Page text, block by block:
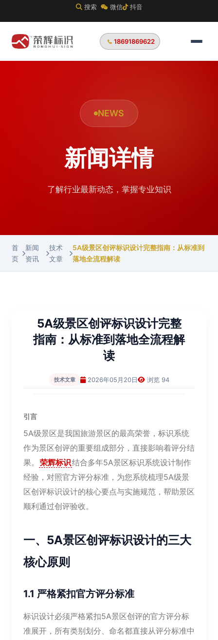
搜索 微信 抖音
18691869622
NEWS
新闻详情
了解行业最新动态，掌握专业知识
首
页
新闻
资讯
技术
文章
5A级景区创评标识设计完整指南：从标准到
落地全流程解读
5A级景区创评标识设计完整
指南：从标准到落地全流程解
读
技术文章 2026年05月20日 浏览 94
引言
5A级景区是我国旅游景区的最高荣誉，标识系统
作为景区创评的重要组成部分，直接影响着评分结
果。 荣辉标识结合多年5A景区标识系统设计制作
经验，对照官方评分标准，为您系统梳理5A级景
区创评标识设计的核心要点与实施规范，帮助景区
顺利通过创评验收。
一、5A景区创评标识设计的三大
核心原则
1.1 严格紧扣官方评分标准
标识设计必须严格紧扣5A景区创评的官方评分标
准展开，所有类别划分、命名都直接从评分标准中